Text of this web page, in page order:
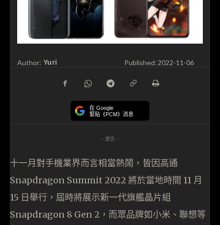
Author: Yuri Published: 2022-11-06
在 Google
緊貼《PCM》消息
- 廣告 -
十一月對手機業界而言相當熱鬧，皆因高通
Snapdragon Summit 2022 將於當地時間 11 月
15 日舉行，屆時將展示新一代旗艦晶片組
Snapdragon 8 Gen 2，而眾品牌如小米、聯想等